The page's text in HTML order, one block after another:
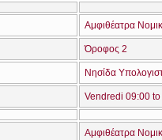
Αμφιθέατρα
Όροφος 2
Νησίδα
Vendredi 09:00
Αμφιθέατρα